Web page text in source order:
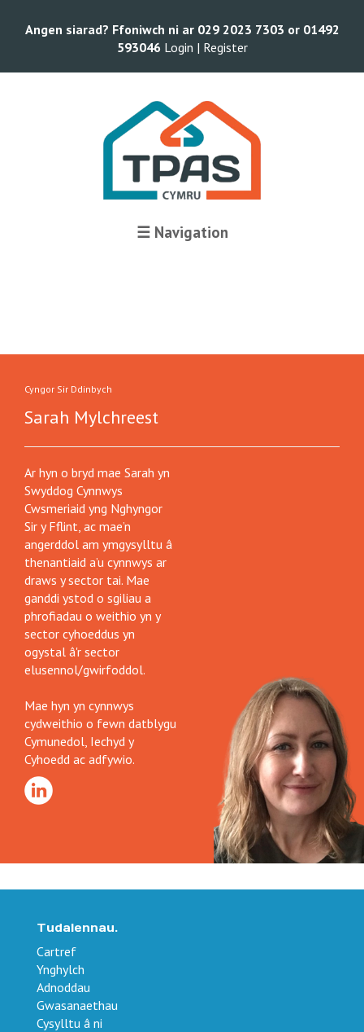
Angen siarad? Ffoniwch ni ar 029 2023 7303 or 01492
593046 Login | Register
☰ Navigation
Cyngor Sir Ddinbych
Sarah Mylchreest
Ar hyn o bryd mae Sarah yn
Swyddog Cynnwys
Cwsmeriaid yng Nghyngor
Sir y Fflint, ac mae’n
angerddol am ymgysylltu â
thenantiaid a’u cynnwys ar
draws y sector tai. Mae
ganddi ystod o sgiliau a
phrofiadau o weithio yn y
sector cyhoeddus yn
ogystal â'r sector
elusennol/gwirfoddol.
Mae hyn yn cynnwys
cydweithio o fewn datblygu
Cymunedol, Iechyd y
Cyhoedd ac adfywio.
Tudalennau.
Cartref
Ynghylch
Adnoddau
Gwasanaethau
Cysylltu â ni